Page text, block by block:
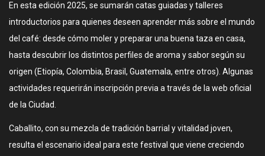
En esta edición 2025, se sumarán catas guiadas y talleres
introductorios para quienes deseen aprender más sobre el mundo
del café: desde cómo moler y preparar una buena taza en casa,
hasta descubrir los distintos perfiles de aroma y sabor según su
origen (Etiopía, Colombia, Brasil, Guatemala, entre otros). Algunas
actividades requerirán inscripción previa a través de la web oficial
de la Ciudad.
Caballito, con su mezcla de tradición barrial y vitalidad joven,
resulta el escenario ideal para este festival que viene creciendo